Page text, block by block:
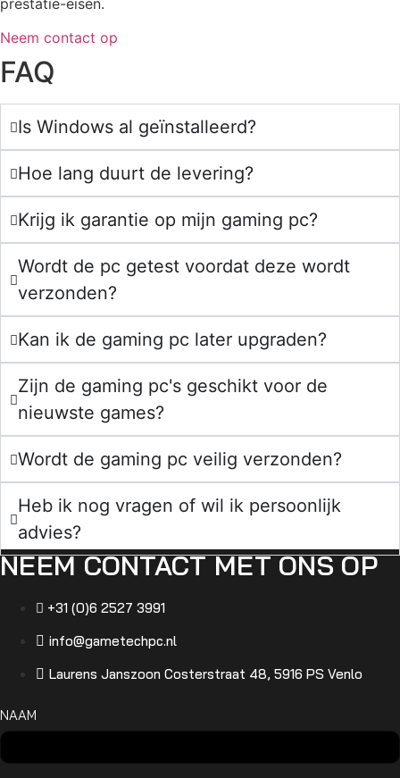
Neem contact op
FAQ
Is Windows al geïnstalleerd?
Hoe lang duurt de levering?
Krijg ik garantie op mijn gaming pc?
Wordt de pc getest voordat deze wordt
verzonden?
Kan ik de gaming pc later upgraden?
Zijn de gaming pc's geschikt voor de
nieuwste games?
Wordt de gaming pc veilig verzonden?
Heb ik nog vragen of wil ik persoonlijk
advies?
NEEM CONTACT MET ONS OP
+31 (0)6 2527 3991
info@gametechpc.nl
Laurens Janszoon Costerstraat 48, 5916 PS Venlo
NAAM